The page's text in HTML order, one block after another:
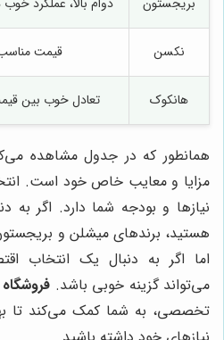
نکسن قیمت
هانکوک تعادل خوب بین
همانطور که در جدول مشاهده
مزایا و معایب خاص خود است.
نیازها و بودجه شما دارد. اگر به
هستید، برندهای میشلن و
اما اگر به دنبال یک انتخاب
می‌تواند گزینه خوبی باشد.
تخصصی، به شما کمک می‌کند تا